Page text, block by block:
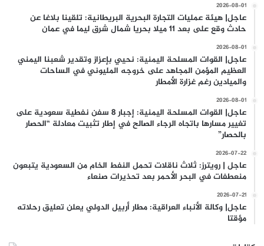
2026-08-01
عاجل| هيئة عمليات التجارة البحرية البريطانية: تلقينا بلاغا عن
حادث وقع على بعد 11 ميلا بحريا شمال شرق ليما في عمان
2026-08-01
عاجل| القوات المسلحة اليمنية: نحيي بإعزاز وتقدير شعبنا اليمني
العظيم المؤمن المجاهد على خروجه المليوني في الساحات
والميادين رغم غزارة الأمطار
2026-08-01
عاجل| القوات المسلحة اليمنية: إجبار 8 سفن نفطية سعودية على
تغيير مسارها باتجاه الرجاء الصالح في إطار تثبيت معادلة “الحصار
بالحصار”
2026-07-22
عاجل | رويترز: ثلاث ناقلات تحمل النفط الخام من السعودية يتبعون
منعطفات في البحر الأحمر بعد تحذيرات صنعاء
2026-07-21
عاجل| وكالة الأنباء العراقية: مطار أربيل الدولي يعلن تعليق رحلاته
مؤقتا